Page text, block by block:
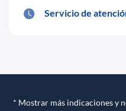
Servicio de
* Mostrar más indicaciones y